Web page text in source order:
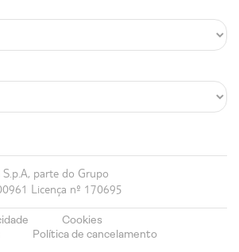
parte do Grupo
Licença nº 170695
Cookies
Política de cancelamento